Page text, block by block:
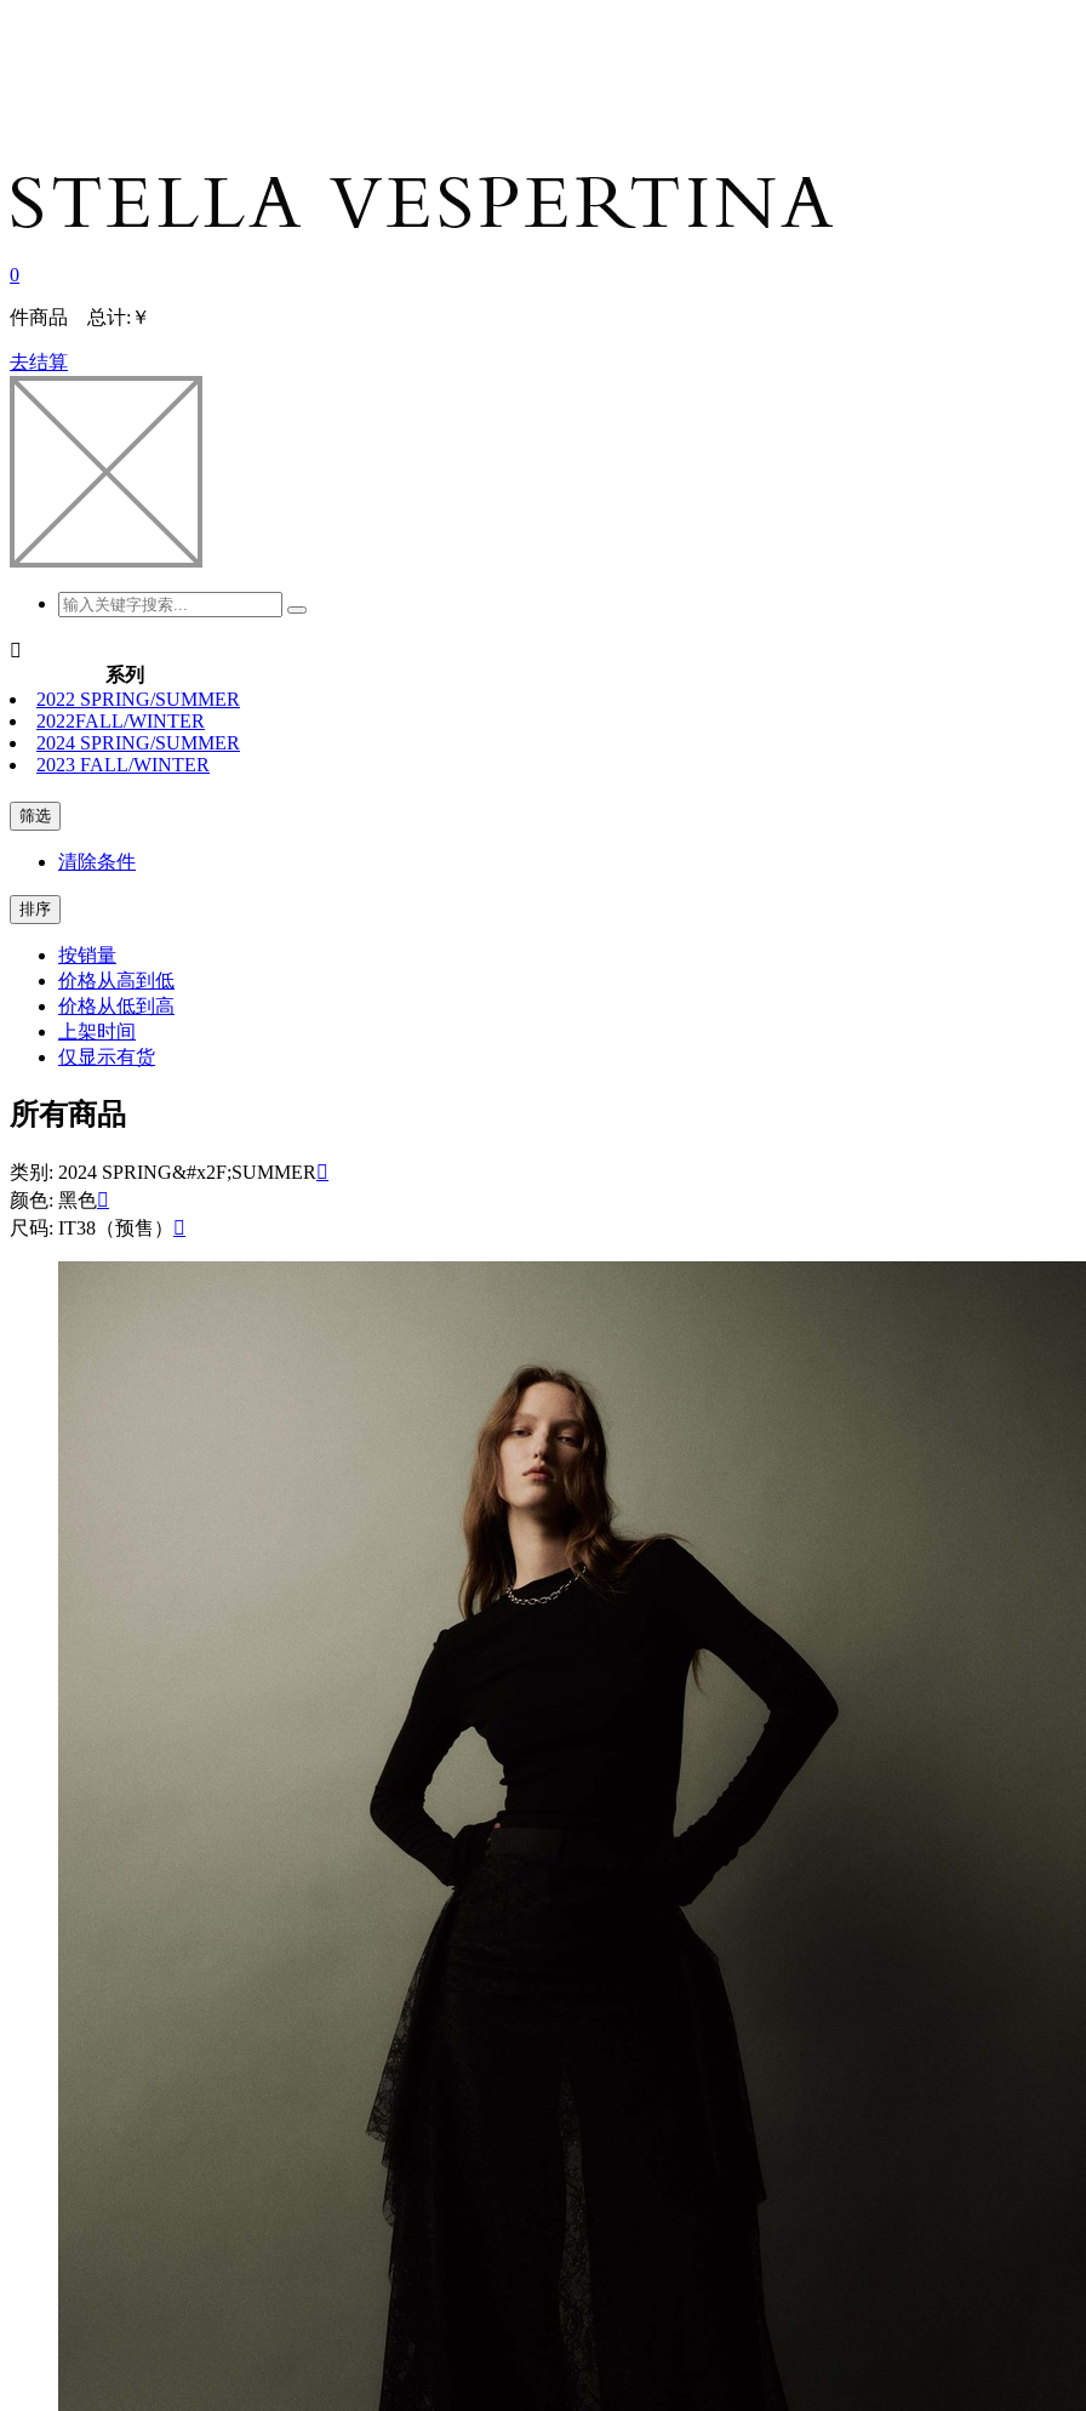
0
件商品 总计: ￥
去结算

系列
2022 SPRING/SUMMER
2022FALL/WINTER
2024 SPRING/SUMMER
2023 FALL/WINTER
筛选
清除条件
排序
按销量
价格从高到低
价格从低到高
上架时间
仅显示有货
所有商品
类别: 2024 SPRING&#x2F;SUMMER 
颜色: 黑色
尺码: IT38（预售）
